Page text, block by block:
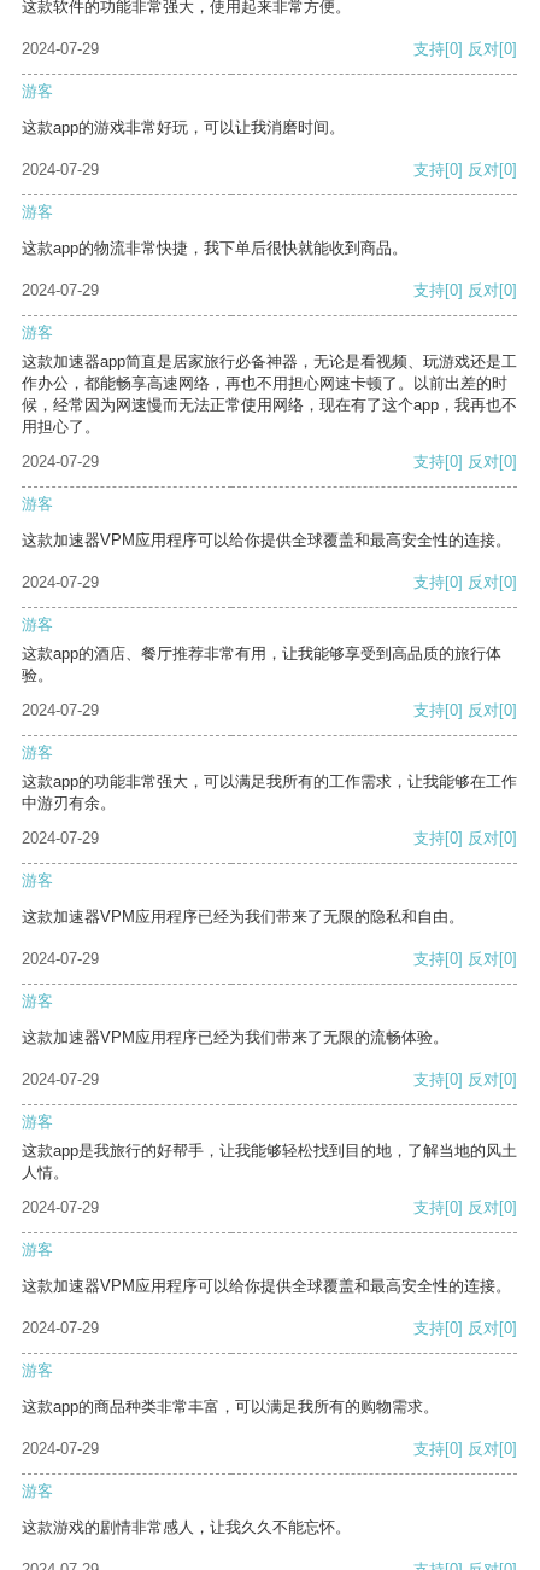
这款软件的功能非常强大，使用起来非常方便。
2024-07-29 支持[0] 反对[0]
游客
这款app的游戏非常好玩，可以让我消磨时间。
2024-07-29 支持[0] 反对[0]
游客
这款app的物流非常快捷，我下单后很快就能收到商品。
2024-07-29 支持[0] 反对[0]
游客
这款加速器app简直是居家旅行必备神器，无论是看视频、玩游戏还是工
作办公，都能畅享高速网络，再也不用担心网速卡顿了。以前出差的时
候，经常因为网速慢而无法正常使用网络，现在有了这个app，我再也不
用担心了。
2024-07-29
支持[0] 反对[0]
游客
这款加速器VPM应用程序可以给你提供全球覆盖和最高安全性的连接。
2024-07-29 支持[0] 反对[0]
游客
这款app的酒店、餐厅推荐非常有用，让我能够享受到高品质的旅行体
验。
2024-07-29
支持[0] 反对[0]
游客
这款app的功能非常强大，可以满足我所有的工作需求，让我能够在工作
中游刃有余。
2024-07-29
支持[0] 反对[0]
游客
这款加速器VPM应用程序已经为我们带来了无限的隐私和自由。
2024-07-29 支持[0] 反对[0]
游客
这款加速器VPM应用程序已经为我们带来了无限的流畅体验。
2024-07-29 支持[0] 反对[0]
游客
这款app是我旅行的好帮手，让我能够轻松找到目的地，了解当地的风土
人情。
2024-07-29
支持[0] 反对[0]
游客
这款加速器VPM应用程序可以给你提供全球覆盖和最高安全性的连接。
2024-07-29 支持[0] 反对[0]
游客
这款app的商品种类非常丰富，可以满足我所有的购物需求。
2024-07-29 支持[0] 反对[0]
游客
这款游戏的剧情非常感人，让我久久不能忘怀。